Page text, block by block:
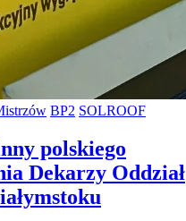
BP2 SOLROOF
polskiego
Dekarzy Oddział